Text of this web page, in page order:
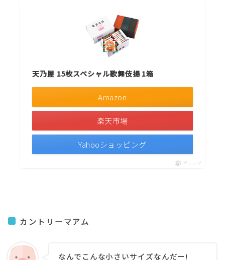
天乃屋 15枚スペシャル歌舞伎揚 1箱
Amazon
楽天市場
Yahooショッピング
ポチップ
カントリーマアム
なんでこんな小さいサイズなんだー!